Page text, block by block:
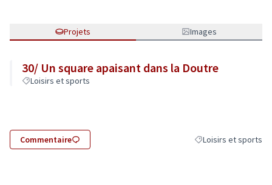
Projets Images
30/ Un square apaisant dans la Doutre
Loisirs et sports
Commentaire Filtrer les résultats
Loisirs et sports